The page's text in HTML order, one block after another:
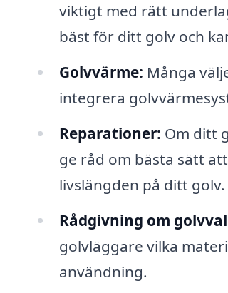
viktigt med rätt
bäst för ditt golv och
Golvvärme: Många
integrera
Reparationer: Om ditt
ge råd om bästa sätt
livslängden på ditt golv.
Rådgivning om
golvläggare vilka
användning.